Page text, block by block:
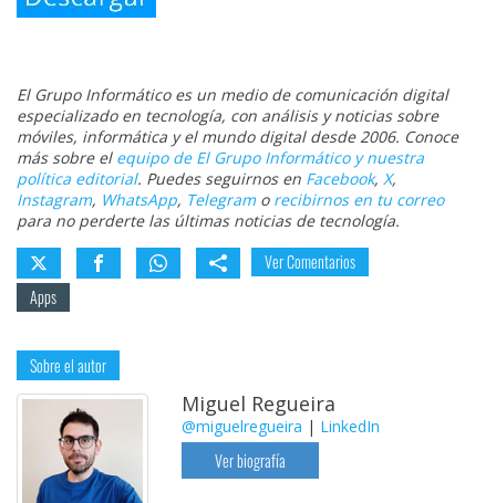
El Grupo Informático es un medio de comunicación digital
especializado en tecnología, con análisis y noticias sobre
móviles, informática y el mundo digital desde 2006. Conoce
más sobre el equipo de El Grupo Informático y nuestra
política editorial. Puedes seguirnos en Facebook, X,
Instagram, WhatsApp, Telegramo recibirnos en tu correo
para no perderte las últimas noticias de tecnología.
Ver Comentarios
Apps
Sobre el autor
Miguel Regueira
@miguelregueira | LinkedIn
Ver biografía